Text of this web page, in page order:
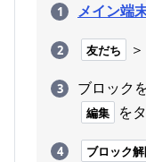
メイン端
友だち ＞
ブロック
編集 を
ブロック